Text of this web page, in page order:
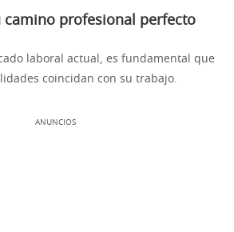
camino profesional perfecto
laboral actual, es fundamental que
coincidan con su trabajo.
ANUNCIOS